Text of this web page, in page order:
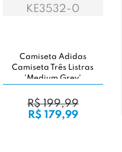
Camiseta Adidas
Camiseta Três Listras
'Medium Grey'
R$ 199,99
R$ 179,99